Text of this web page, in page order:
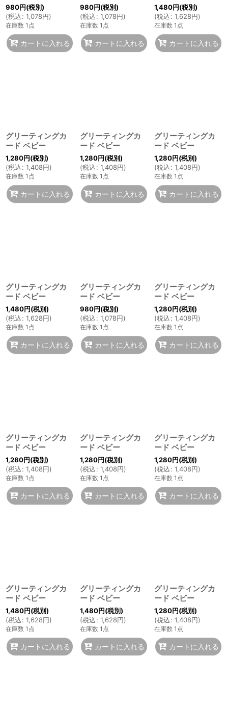
980円(税別)
(税込: 1,078円)
在庫数 1点
カートに入れる
980円(税別)
(税込: 1,078円)
在庫数 1点
カートに入れる
1,480円(税別)
(税込: 1,628円)
在庫数 1点
カートに入れる
グリーティングカ
ード ベビー
1,280円(税別)
(税込: 1,408円)
在庫数 1点
カートに入れる
グリーティングカ
ード ベビー
1,280円(税別)
(税込: 1,408円)
在庫数 1点
カートに入れる
グリーティングカ
ード ベビー
1,280円(税別)
(税込: 1,408円)
在庫数 1点
カートに入れる
グリーティングカ
ード ベビー
1,480円(税別)
(税込: 1,628円)
在庫数 1点
カートに入れる
グリーティングカ
ード ベビー
980円(税別)
(税込: 1,078円)
在庫数 1点
カートに入れる
グリーティングカ
ード ベビー
1,280円(税別)
(税込: 1,408円)
在庫数 1点
カートに入れる
グリーティングカ
ード ベビー
1,280円(税別)
(税込: 1,408円)
在庫数 1点
カートに入れる
グリーティングカ
ード ベビー
1,280円(税別)
(税込: 1,408円)
在庫数 1点
カートに入れる
グリーティングカ
ード ベビー
1,280円(税別)
(税込: 1,408円)
在庫数 1点
カートに入れる
グリーティングカ
ード ベビー
1,480円(税別)
(税込: 1,628円)
在庫数 1点
カートに入れる
グリーティングカ
ード ベビー
1,480円(税別)
(税込: 1,628円)
在庫数 1点
カートに入れる
グリーティングカ
ード ベビー
1,280円(税別)
(税込: 1,408円)
在庫数 1点
カートに入れる